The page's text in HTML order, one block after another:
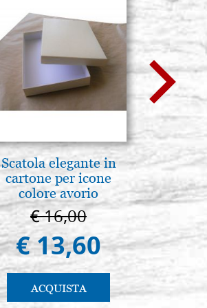
Scatola elegante in
cartone per icone
colore avorio
€ 16,00
€ 13,60
ACQUISTA
Madre
€
€